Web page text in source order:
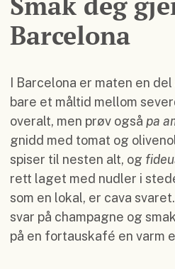
Barcelona
I Barcelona er maten en
bare et måltid mellom
overalt, men prøv også pa
gnidd med tomat og
spiser til nesten alt, og
rett laget med nudler i
som en lokal, er cava
svar på champagne og
på en fortauskafé en varm